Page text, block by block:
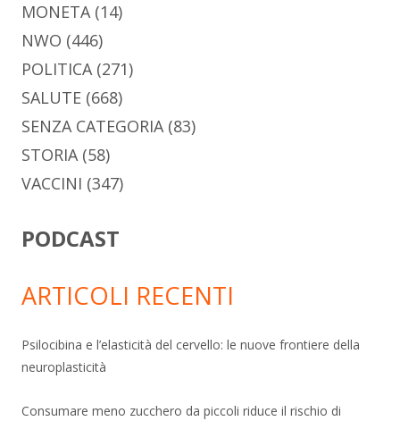
MONETA(14)
NWO (446)
POLITICA(271)
SALUTE (668)
SENZA CATEGORIA(83)
STORIA(58)
VACCINI (347)
PODCAST
ARTICOLI RECENTI
Psilocibina e l’elasticità del cervello: le nuove frontiere della
neuroplasticità
Consumare meno zucchero da piccoli riduce il rischio di